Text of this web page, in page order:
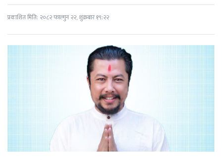
प्रकाशित मिति: २०८२ फाल्गुन २२, शुक्रबार १९:२२